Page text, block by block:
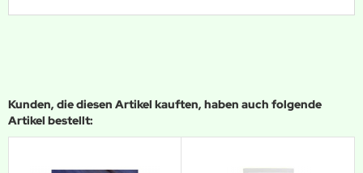
Kunden, die diesen Artikel kauften, haben auch folgende
Artikel bestellt: